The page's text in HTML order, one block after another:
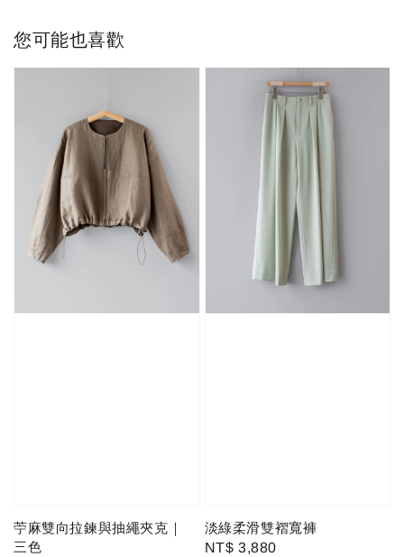
您可能也喜歡
苧麻雙向拉鍊與抽繩夾克｜
三色
淡綠柔滑雙褶寬褲
Regular
NT$ 3,880